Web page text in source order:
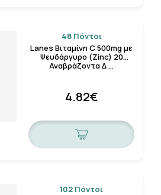
48 Πόντοι
Lanes Βιταμίνη C 500mg με
Ψευδάργυρο (Zinc) 20
Αναβράζοντα Δ …
4.82€
102 Πόντοι